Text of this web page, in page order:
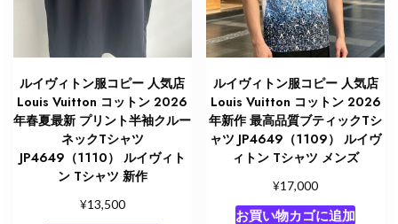
ルイヴィトン服コピー 人気店
Louis Vuitton コットン 2026
年春夏最新 プリント半袖クルー
ネックTシャツ
JP4649（1110） ルイヴィト
ン Tシャツ 新作
¥13,500
ルイヴィトン服コピー 人気店
Louis Vuitton コットン 2026
年新作 最高品質ブティックTシ
ャツ JP4649（1109） ルイヴ
ィトン Tシャツ メンズ
¥17,000
お買い物カゴに追加